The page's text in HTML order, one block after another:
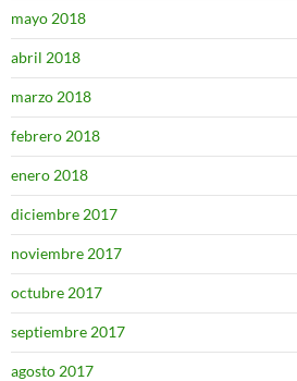
mayo 2018
abril 2018
marzo 2018
febrero 2018
enero 2018
diciembre 2017
noviembre 2017
octubre 2017
septiembre 2017
agosto 2017